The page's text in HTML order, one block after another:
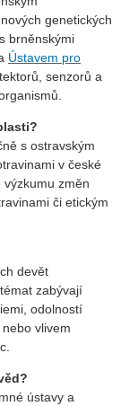
genetických
brněnskými
Ústavem pro
senzorů a
s ostravským
v české
změn
či etickým
devět
zabývají
odolností
vlivem
ústavy a